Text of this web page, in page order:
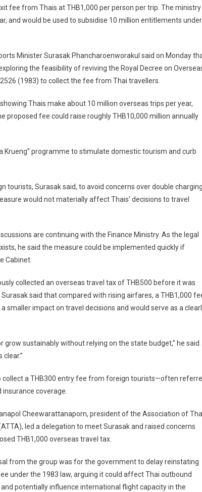
fee from Thais at THB1,000 per person per trip. The ministry
and would be used to subsidise 10 million entitlements under
Minister Surasak Phancharoenworakul said on Monday
the feasibility of reviving the Royal Decree on
2526 (1983) to collect the fee from Thai travellers.
Thais make about 10 million overseas trips per year,
proposed fee could raise roughly THB10,000 million annually
Krueng” programme to stimulate domestic tourism and curb
tourists, Surasak said, to avoid concerns over double
would not materially affect Thais’ decisions to travel
are continuing with the Finance Ministry. As the legal
he said the measure could be implemented quickly if
Cabinet.
collected an overseas travel tax of THB500 before it was
Surasak said that compared with rising airfares, a THB1,000
a smaller impact on travel decisions and would serve as a
sustainably without relying on the state budget,” he said.
collect a THB300 entry fee from foreign tourists—often
coverage.
Cheewarattanaporn, president of the Association of
led a delegation to meet Surasak and raised concerns
THB1,000 overseas travel tax.
from the group was for the government to delay reinstating
under the 1983 law, arguing it could affect Thai outbound
potentially influence international flight capacity in the